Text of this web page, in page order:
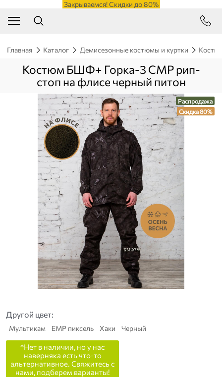
Закрываемся! Скидки до 80%
Главная Каталог Демисезонные костюмы и куртки
Костюм БШФ+ Горка-3 СМР рип-
стоп на флисе черный питон
Распродажа
Скидка 80%
Другой цвет:
Мультикам ЕМР пиксель Хаки Черный
*Нет в наличии, но у нас
наверняка есть что-то
альтернативное. Свяжитесь с
нами, подберем варианты!